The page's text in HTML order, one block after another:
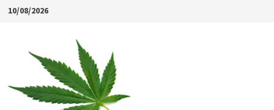
Passer
10/08/2026